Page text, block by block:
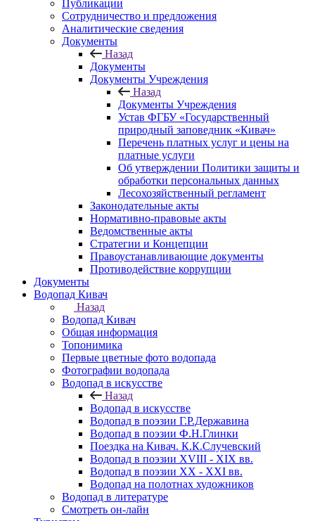
Публикации
Сотрудничество и предложения
Аналитические сведения
Документы
Назад
Документы
Документы Учреждения
Назад
Документы Учреждения
Устав ФГБУ «Государственный
природный заповедник «Кивач»
Перечень платных услуг и цены на
платные услуги
Об утверждении Политики защиты и
обработки персональных данных
Лесохозяйственный регламент
Законодательные акты
Нормативно-правовые акты
Ведомственные акты
Стратегии и Концепции
Правоустанавливающие документы
Противодействие коррупции
Документы
Водопад Кивач
Назад
Водопад Кивач
Общая информация
Топонимика
Первые цветные фото водопада
Фотографии водопада
Водопад в искусстве
Назад
Водопад в искусстве
Водопад в поэзии Г.Р.Державина
Водопад в поэзии Ф.Н.Глинки
Поездка на Кивач. К.К.Случевский
Водопад в поэзии XVIII - XIX вв.
Водопад в поэзии XX - XXI вв.
Водопад на полотнах художников
Водопад в литературе
Смотреть он-лайн